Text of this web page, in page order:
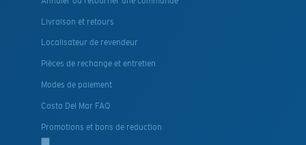
Livraison et retours
Localisateur de revendeur
Pièces de rechange et entretien
Modes de paiement
Costa Del Mar FAQ
Promotions et bons de reduction